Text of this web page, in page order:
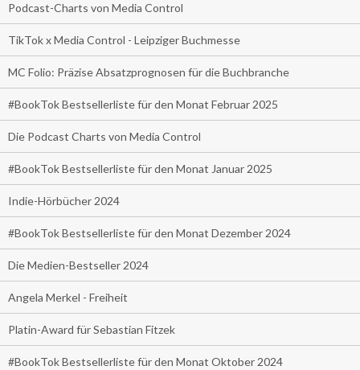
Podcast-Charts von Media Control
TikTok x Media Control - Leipziger Buchmesse
MC Folio: Präzise Absatzprognosen für die Buchbranche
#BookTok Bestsellerliste für den Monat Februar 2025
Die Podcast Charts von Media Control
#BookTok Bestsellerliste für den Monat Januar 2025
Indie-Hörbücher 2024
#BookTok Bestsellerliste für den Monat Dezember 2024
Die Medien-Bestseller 2024
Angela Merkel - Freiheit
Platin-Award für Sebastian Fitzek
#BookTok Bestsellerliste für den Monat Oktober 2024